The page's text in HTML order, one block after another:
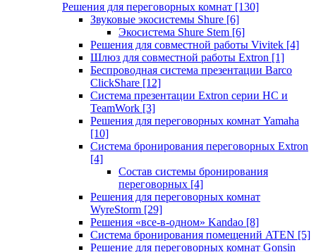
Решения для переговорных комнат [130]
Звуковые экосистемы Shure [6]
Экосистема Shure Stem [6]
Решения для совместной работы Vivitek [4]
Шлюз для совместной работы Extron [1]
Беспроводная система презентации Barco
ClickShare [12]
Система презентации Extron серии HC и
TeamWork [3]
Решения для переговорных комнат Yamaha
[10]
Система бронирования переговорных Extron
[4]
Состав системы бронирования
переговорных [4]
Решения для переговорных комнат
WyreStorm [29]
Решения «все-в-одном» Kandao [8]
Система бронирования помещений ATEN [5]
Решение для переговорных комнат Gonsin